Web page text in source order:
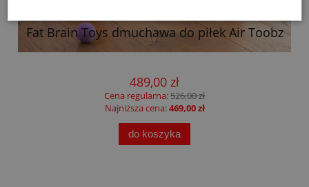
Fat Brain Toys dmuchawa do piłek Air Toobz
489,00 zł
Cena regularna:526,00 zł
Najniższa cena:469,00 zł
do koszyka